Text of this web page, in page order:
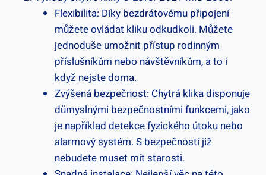
Flexibilita: Díky bezdrátovému připojení
můžete ‌ovládat kliku odkudkoli. Můžete
jednoduše umožnit přístup rodinným
‍příslušníkům nebo ‍návštěvníkům, a to i
když nejste doma.
Zvýšená bezpečnost:⁤ Chytrá ‌klika disponuje
důmyslnými bezpečnostními funkcemi, jako‌
je například detekce fyzického útoku nebo⁢
alarmový systém. S ‌bezpečností již
nebudete muset mít starosti.